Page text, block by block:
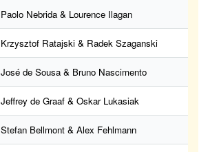
Paolo Nebrida & Lourence Ilagan
Krzysztof Ratajski & Radek Szaganski
José de Sousa & Bruno Nascimento
Jeffrey de Graaf & Oskar Lukasiak
Stefan Bellmont & Alex Fehlmann